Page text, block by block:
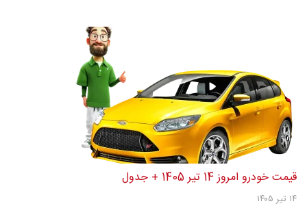
قیمت خودرو امروز 14 تیر 1405 + جدول
۱۴ تیر ۱۴۰۵